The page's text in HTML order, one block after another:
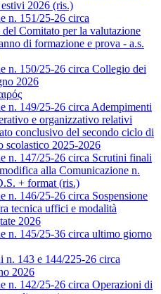
2026 (ris.)
n. 151/25-26 circa
Comitato per la valutazione
di formazione e prova - a.s.
n. 150/25-26 circa Collegio dei
2026
n. 149/25-26 circa Adempimenti
e organizzativo relativi
conclusivo del secondo ciclo di
scolastico 2025-2026
n. 147/25-26 circa Scrutini finali
alla Comunicazione n.
+ format (ris.)
n. 146/25-26 circa Sospensione
tecnica uffici e modalità
2026
n. 145/25-36 circa ultimo giorno
n. 143 e 144/225-26 circa
2026
n. 142/25-26 circa Operazioni di